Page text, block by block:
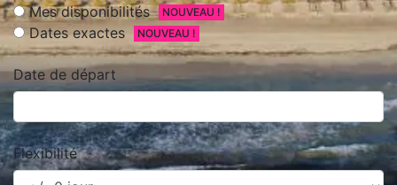
Mes disponibilités
NOUVEAU !
Dates exactes NOUVEAU !
Date de départ
Flexibilité